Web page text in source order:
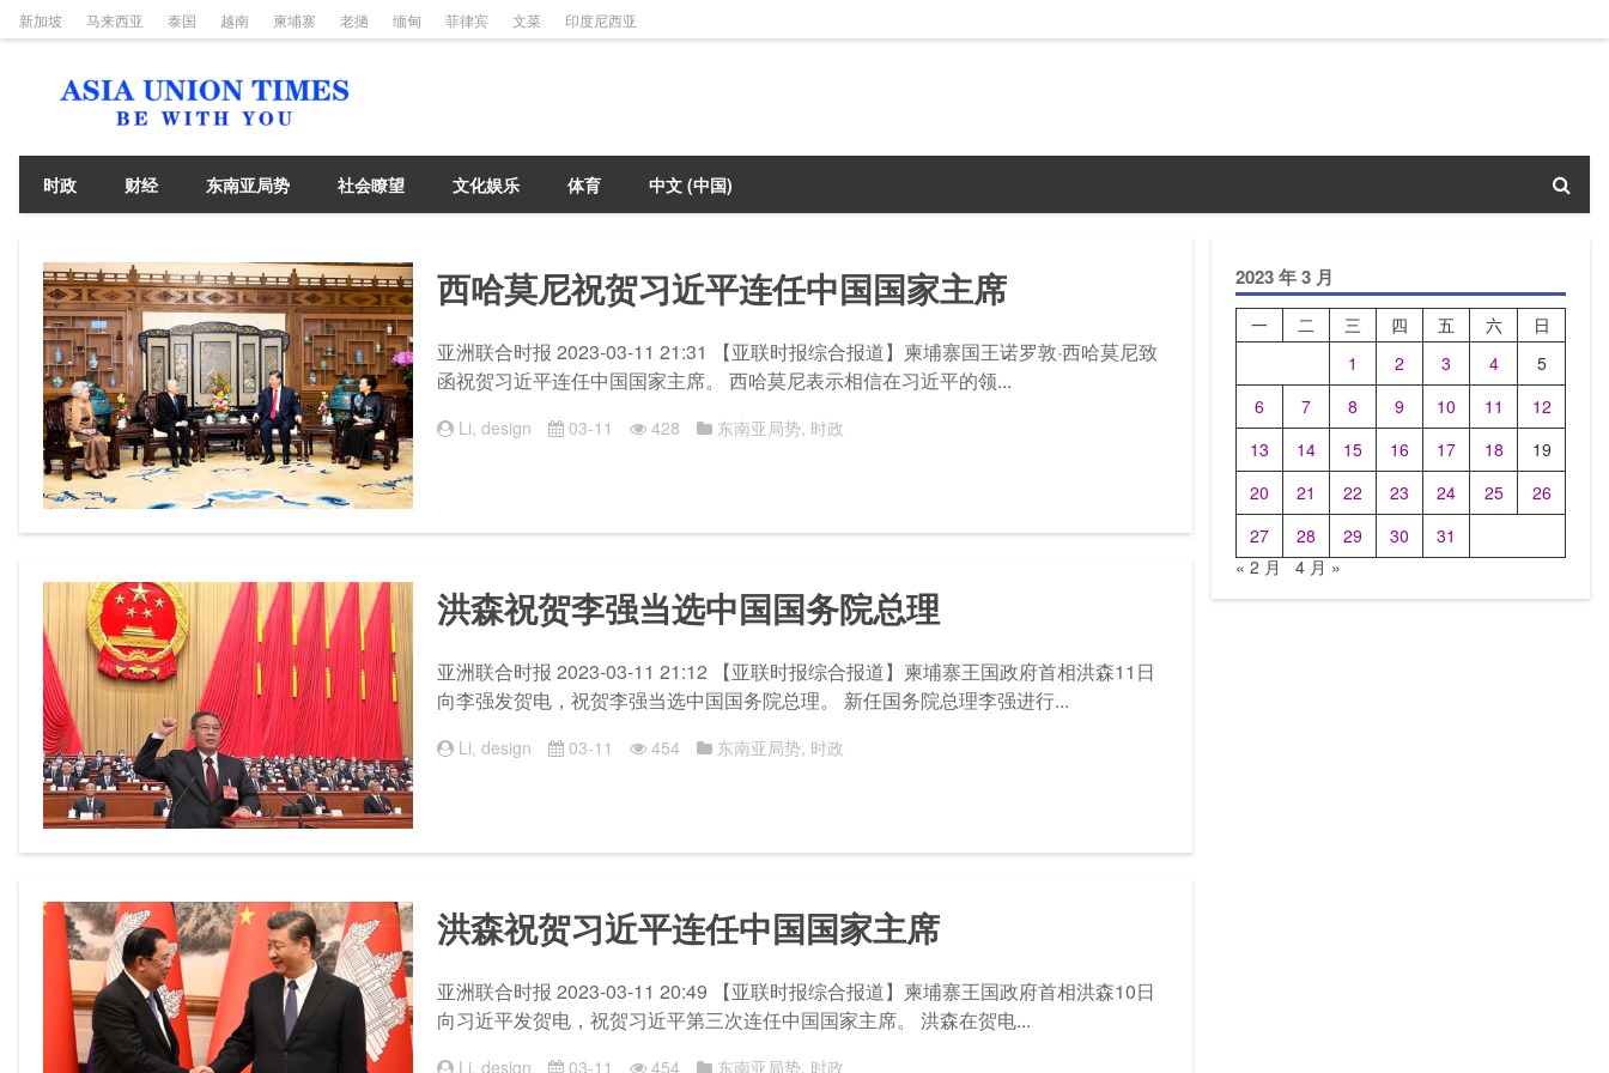
新加坡 马来西亚 泰国 越南 柬埔寨 老撾 缅甸 菲律宾 文菜 印度尼西亚
时政 财经 东南亚局势 社会瞭望 文化娱乐 体育 中文 (中国)
西哈莫尼祝贺习近平连任中国国家主席
亚洲联合时报 2023-03-11 21:31 【亚联时报综合报道】柬埔寨国王诺罗敦·西哈莫尼致
函祝贺习近平连任中国国家主席。 西哈莫尼表示相信在习近平的领...
Li, design 03-11 428 东南亚局势, 时政
洪森祝贺李强当选中国国务院总理
亚洲联合时报 2023-03-11 21:12 【亚联时报综合报道】柬埔寨王国政府首相洪森11日
向李强发贺电，祝贺李强当选中国国务院总理。 新任国务院总理李强进行...
Li, design 03-11 454 东南亚局势, 时政
洪森祝贺习近平连任中国国家主席
亚洲联合时报 2023-03-11 20:49 【亚联时报综合报道】柬埔寨王国政府首相洪森10日
向习近平发贺电，祝贺习近平第三次连任中国国家主席。 洪森在贺电...
Li, design 03-11 454 东南亚局势, 时政
2023 年 3 月
一 二 三 四 五 六
日
1
2 3 4
5
6
7 8 9 10 11
12
13
14 15 16 17 18
19
20
21 22 23 24 25
26
27
28 29 30
31
« 2 月
4 月 »